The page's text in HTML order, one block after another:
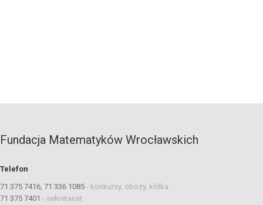
Fundacja Matematyków Wrocławskich
Telefon
71 375 7416, 71 336 1085 - konkursy, obozy, kółka
71 375 7401 - sekretariat